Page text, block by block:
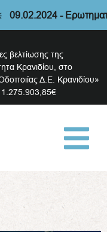
-
βελτίωσης της
Κρανιδίου, στο
Δ.Ε. Κρανιδίου»